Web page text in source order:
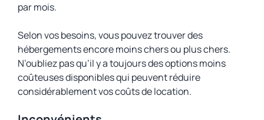
par mois.
Selon vos besoins, vous pouvez trouver des
hébergements encore moins chers ou plus chers.
N’oubliez pas qu’il y a toujours des options moins
coûteuses disponibles qui peuvent réduire
considérablement vos coûts de location.